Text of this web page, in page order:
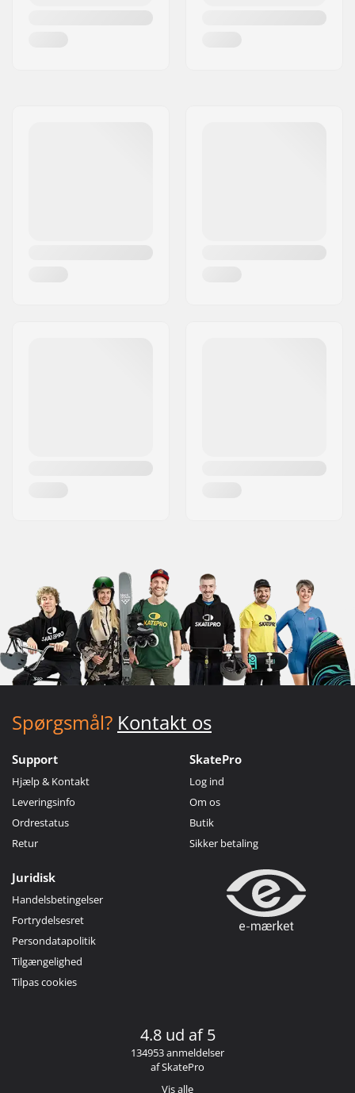
Spørgsmål? Kontakt os
Support
Hjælp & Kontakt
Leveringsinfo
Ordrestatus
Retur
SkatePro
Log ind
Om os
Butik
Sikker betaling
Juridisk
Handelsbetingelser
Fortrydelsesret
Persondatapolitik
Tilgængelighed
Tilpas cookies
4.8 ud af 5
134953 anmeldelser
af SkatePro
Vis alle